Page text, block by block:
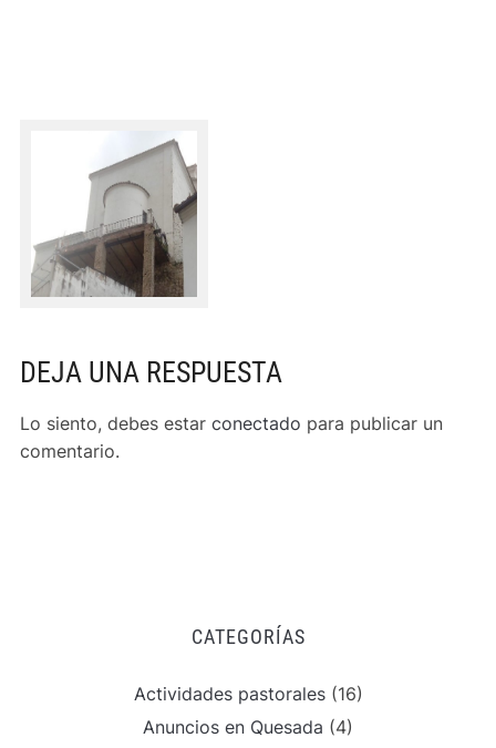
DEJA UNA RESPUESTA
Lo siento, debes estar conectado para publicar un
comentario.
CATEGORÍAS
Actividades pastorales(16)
Anuncios en Quesada (4)